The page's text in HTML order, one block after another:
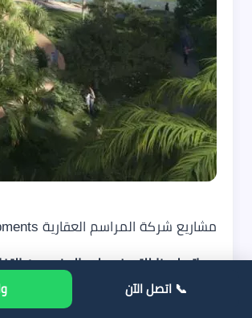
مشاريع شركة المراسم العقارية Al Marasem Developments
اتصل بنا للتعرف على المزيد من
تساعدك في معرفة كيف تختار من
العقاريين في مصر وأقوى
📞 اتصل الآن